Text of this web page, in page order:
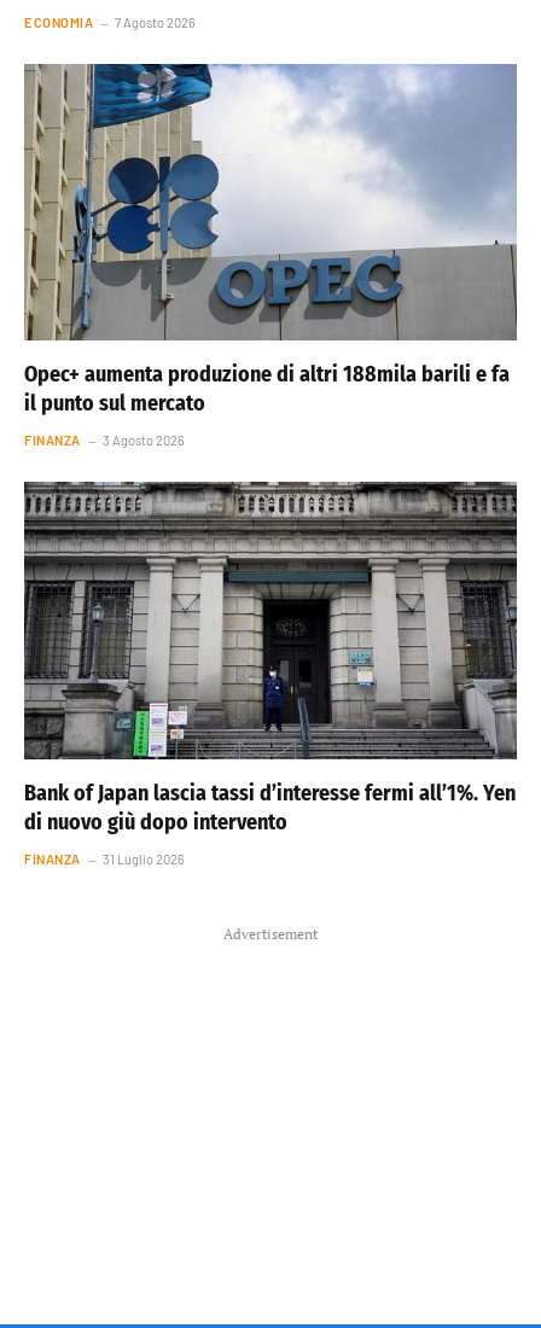
ECONOMIA 7 Agosto 2026
Opec+ aumenta produzione di altri 188mila barili e fa
il punto sul mercato
FINANZA 3 Agosto 2026
Bank of Japan lascia tassi d’interesse fermi all’1%. Yen
di nuovo giù dopo intervento
FINANZA 31 Luglio 2026
Advertisement